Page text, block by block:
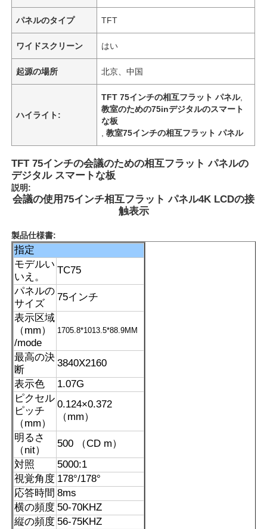
ホーム
製品
パネルのタイプ TFT
ワイドスクリーン はい
起源の場所 北京、中国
ハイライト:
TFT 75インチの相互フラット パネル,
教室のための75inデジタルのスマート
な板
,教室75インチの相互フラット パネル
TFT 75インチの会議のための相互フラット パネルの
デジタル スマートな板
説明:
会議の使用75インチ相互フラット パネル4K LCDの接
触表示
製品仕様書:
指定
モデルい
いえ。
TC75
パネルの
サイズ
75インチ
表示区域
（mm）
/mode
1705.8*1013.5*88.9MM
最高の決
断
3840X2160
表示色
1.07G
ピクセル
ピッチ
（mm）
0.124×0.372
（mm）
明るさ
（nit）
500 （CD m）
対照
5000:1
視覚角度 178°/178°
応答時間 8ms
横の頻度 50-70KHZ
縦の頻度 56-75KHZ